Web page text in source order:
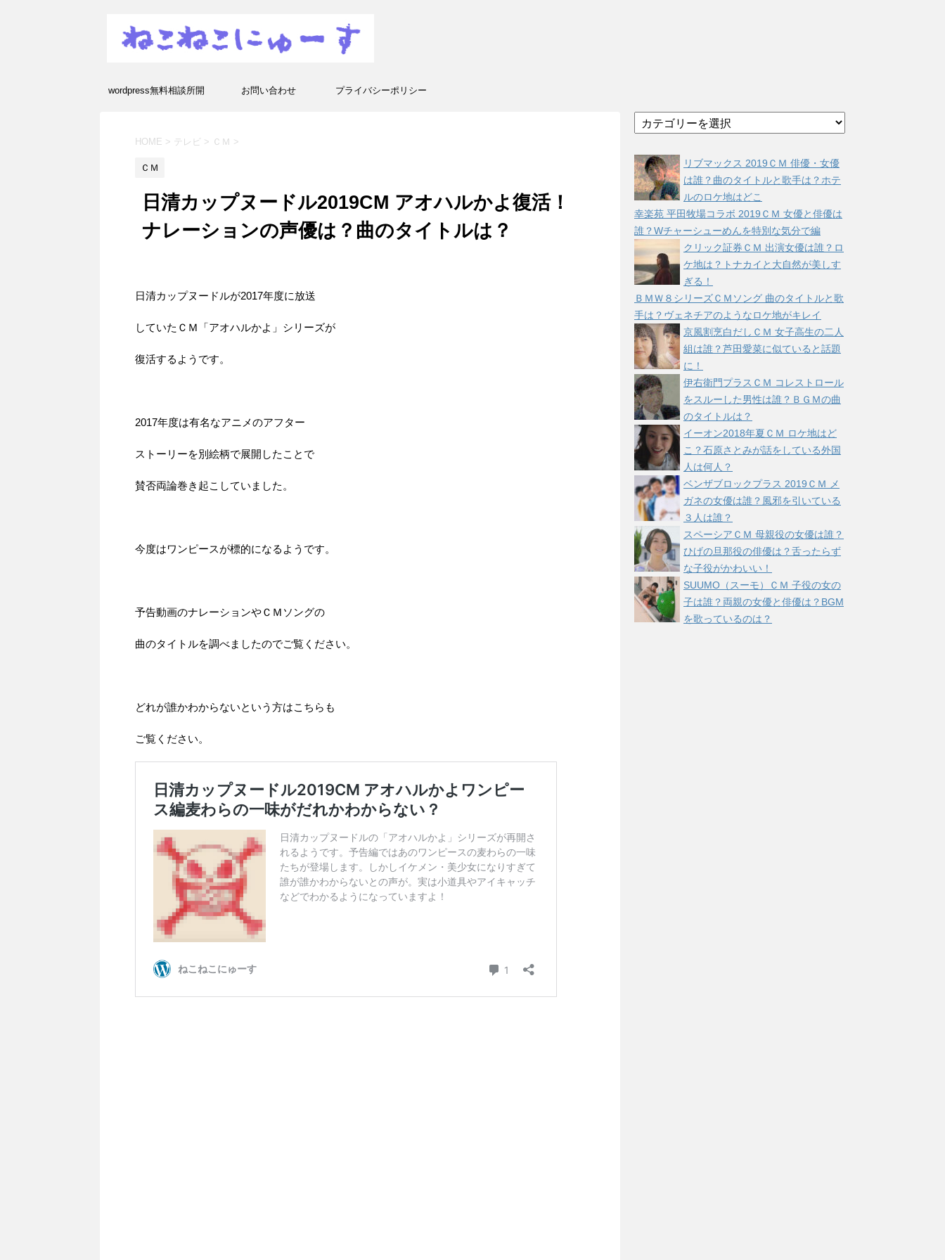
wordpress無料相談所開
ます！
お問い合わせ プライバシーポリシー
HOME > テレビ > ＣＭ >
ＣＭ
日清カップヌードル2019CM アオハルかよ復活！
ナレーションの声優は？曲のタイトルは？
日清カップヌードルが2017年度に放送
していたＣＭ「アオハルかよ」シリーズが
復活するようです。
2017年度は有名なアニメのアフター
ストーリーを別絵柄で展開したことで
賛否両論巻き起こしていました。
今度はワンピースが標的になるようです。
予告動画のナレーションやＣＭソングの
曲のタイトルを調べましたのでご覧ください。
どれが誰かわからないという方はこちらも
ご覧ください。
テ
リ
ー
リブマックス 2019ＣＭ 俳優・女優
は誰？曲のタイトルと歌手は？ホテ
ルのロケ地はどこ
幸楽苑 平田牧場コラボ 2019ＣＭ 女優と俳優は
誰？Wチャーシューめんを特別な気分で編
クリック証券ＣＭ 出演女優は誰？ロ
ケ地は？トナカイと大自然が美しす
ぎる！
ＢＭＷ８シリーズＣＭソング 曲のタイトルと歌
手は？ヴェネチアのようなロケ地がキレイ
京風割烹白だしＣＭ 女子高生の二人
組は誰？芦田愛菜に似ていると話題
に！
伊右衛門プラスＣＭ コレストロール
をスルーした男性は誰？ＢＧＭの曲
のタイトルは？
イーオン2018年夏ＣＭ ロケ地はど
こ？石原さとみが話をしている外国
人は何人？
ベンザブロックプラス 2019ＣＭ メ
ガネの女優は誰？風邪を引いている
３人は誰？
スペーシアＣＭ 母親役の女優は誰？
ひげの旦那役の俳優は？舌ったらず
な子役がかわいい！
SUUMO（スーモ）ＣＭ 子役の女の
子は誰？両親の女優と俳優は？BGM
を歌っているのは？